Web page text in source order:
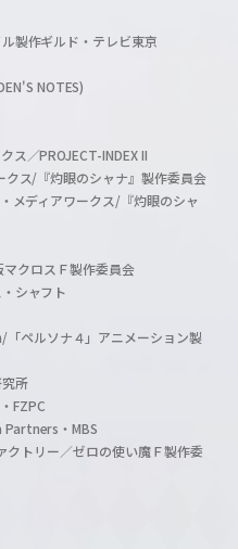
製作ギルド・テレビ東京
NOTES)
ス／PROJECT-INDEX II
ス/『灼眼のシャナ』製作委員会
メディアワークス/『灼眼のシャ
クロスＦ製作委員会
シャフト
ペルソナ４」アニメーション製
所
FZPC
・MBS
トリー／ゼロの使い魔Ｆ製作委